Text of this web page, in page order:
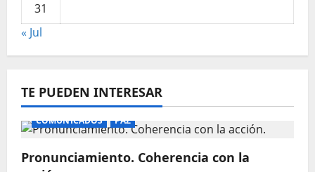
31
« Jul
TE PUEDEN INTERESAR
COMUNICADOS PAZ
Pronunciamiento. Coherencia con la